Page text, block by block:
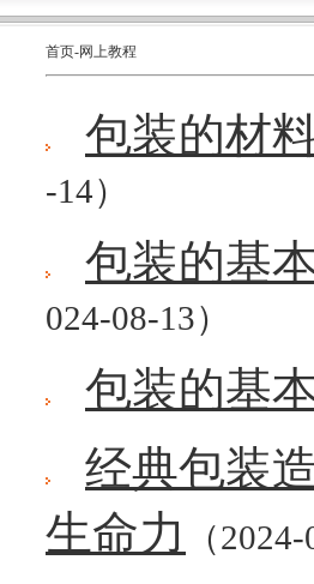
首页-网上教程
包装的材
-14）
包装的基
024-08-13）
包装的基
经典包装
生命力
（